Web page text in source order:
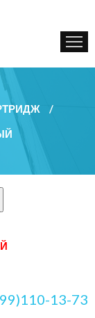
КАРТРИДЖ
УЧРЕЖДЕНИЯМ
КОНТАКТЫ
/
13-73